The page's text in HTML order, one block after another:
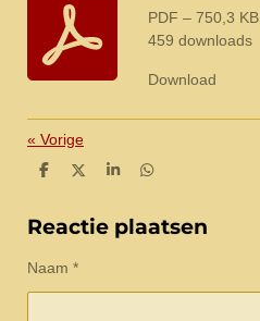
PDF – 750,3 KB
459 downloads
Download
« Vorige
D
e
n
D
l
S
r
e
D
e
n
Reactie plaatsen
Naam *